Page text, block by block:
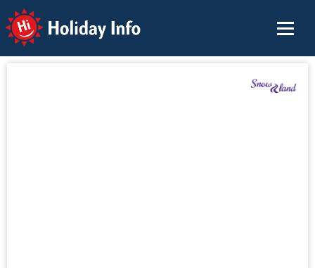
Holiday Info